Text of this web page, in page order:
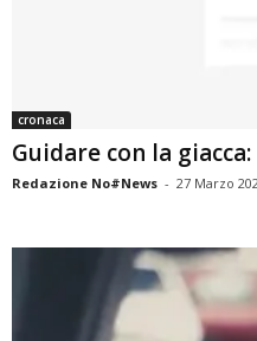
cronaca
Guidare con la
Redazione No#News - 27 Marzo